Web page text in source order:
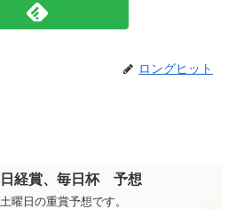
ロングヒット
日経賞、毎日杯 予想
土曜日の重賞予想です。